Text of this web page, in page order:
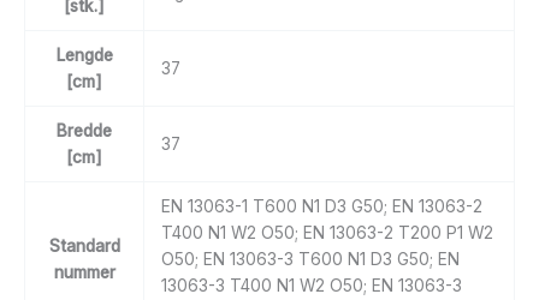
[stk.]
Lengde
[cm]
37
Bredde
[cm]
37
Standard
nummer
EN 13063-1 T600 N1 D3 G50; EN 13063-2
T400 N1 W2 O50; EN 13063-2 T200 P1 W2
O50; EN 13063-3 T600 N1 D3 G50; EN
13063-3 T400 N1 W2 O50; EN 13063-3